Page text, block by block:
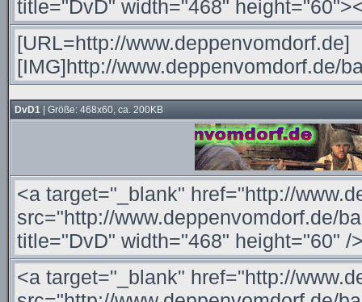
DvD1 | Größe: 468x60, ca. 200KB